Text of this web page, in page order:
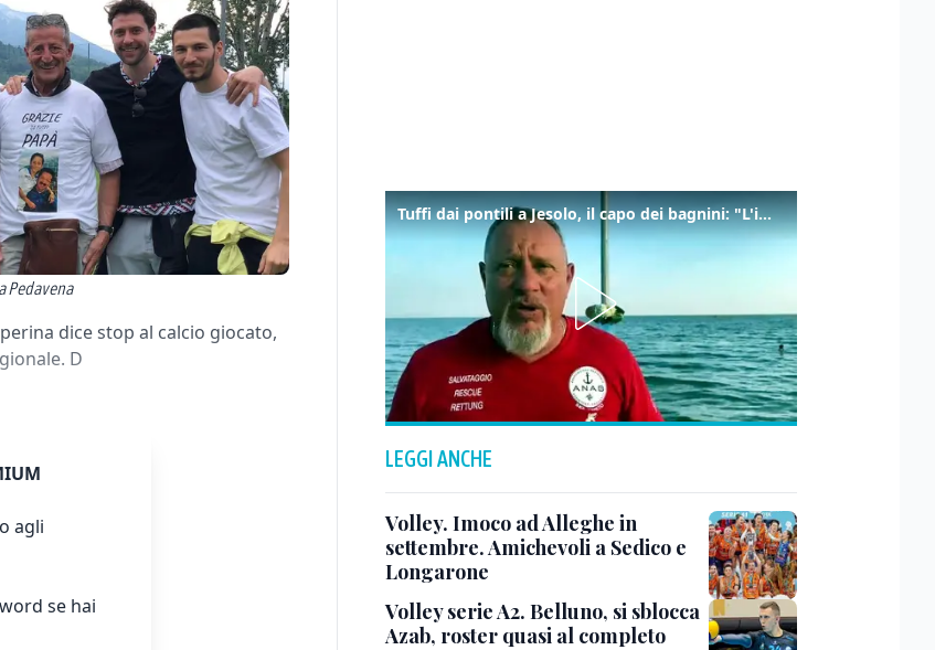
Pedavena
dice stop al calcio giocato,
D
agli
se hai
Tuffi dai pontili a Jesolo, il capo dei bagnini: "L'impegno di tutti per evitare altre tragedie"
LEGGI ANCHE
Volley. Imoco ad Alleghe in
settembre. Amichevoli a Sedico e
Longarone
Volley serie A2. Belluno, si sblocca
Azab, roster quasi al completo